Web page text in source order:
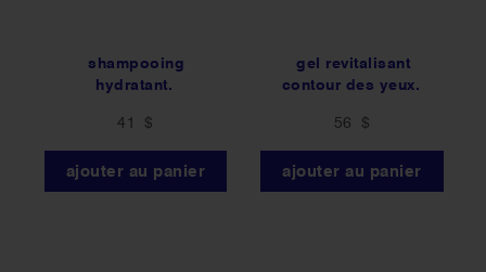
shampooing
hydratant.
41 $
ajouter au panier
gel revitalisant
contour des yeux.
56 $
ajouter au panier